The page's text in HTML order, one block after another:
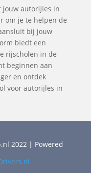
jouw autorijles in
om je te helpen de
bij jouw
biedt een
rijscholen in de
beginnen aan
en ontdek
voor autorijles in
2022 | Powered